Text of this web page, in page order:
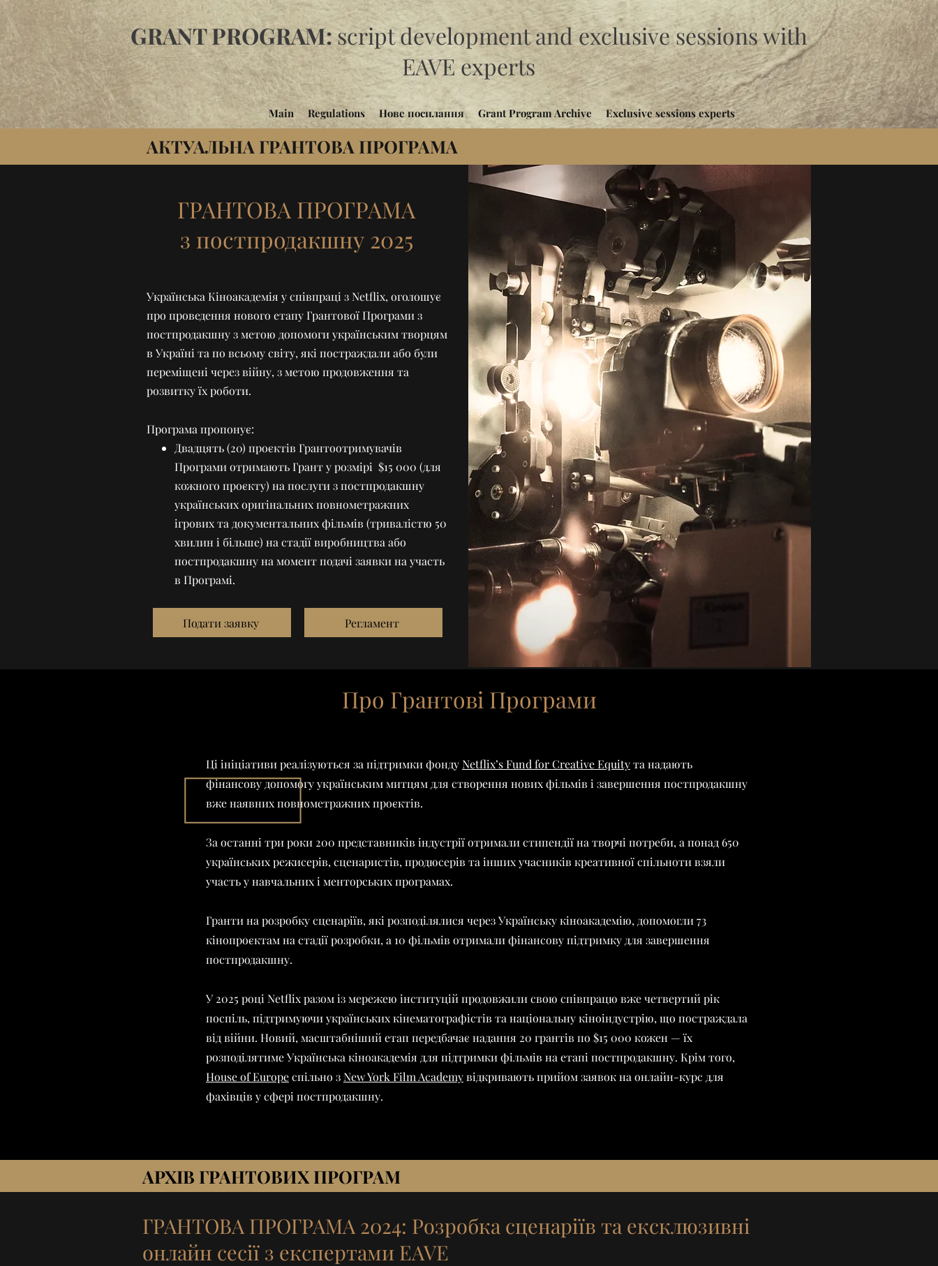
GRANT PROGRAM:script development and exclusive sessions with
EAVE experts
Main Regulations Нове посилання Grant Program Archive Exclusive sessions experts
АКТУАЛЬНА ГРАНТОВА ПРОГРАМА
ГРАНТОВА ПРОГРАМА
з постпродакшну 2025
Українська Кіноакадемія у співпраці з Netflix, оголошує
про проведення нового етапу Грантової Програми з
постпродакшну з метою допомоги українським творцям
в Україні та по всьому світу, які постраждали або були
переміщені через війну, з метою продовження та
розвитку їх роботи.
Програма пропонує:
Двадцять (20) проєктів Грантоотримувачів
Програми отримають Грант у розмірі $15 000 (для
кожного проєкту) на послуги з постпродакшну
українських оригінальних повнометражних
ігрових та документальних фільмів (тривалістю 50
хвилин і більше) на стадії виробництва або
постпродакшну на момент подачі заявки на участь
в Програмі.
Подати заявку Регламент
Про Грантові Програми
Ці ініціативи реалізуються за підтримки фондуNetflix’s Fund for Creative Equityта надають
фінансову допомогу українським митцям для створення нових фільмів і завершення постпродакшну
вже наявних повнометражних проєктів.
За останні три роки 200 представників індустрії отримали стипендії на творчі потреби, а понад 650
українських режисерів, сценаристів, продюсерів та інших учасників креативної спільноти взяли
участь у навчальних і менторських програмах.
Гранти на розробку сценаріїв, які розподілялися через Українську кіноакадемію, допомогли 73
кінопроєктам на стадії розробки, а 10 фільмів отримали фінансову підтримку для завершення
постпродакшну.
У 2025 році Netflix разом із мережею інституцій продовжили свою співпрацю вже четвертий рік
поспіль, підтримуючи українських кінематографістів та національну кіноіндустрію, що постраждала
від війни. Новий, масштабніший етап передбачає надання 20 грантів по $15 000 кожен — їх
розподілятиме Українська кіноакадемія для підтримки фільмів на етапі постпродакшну. Крім того,
House of Europeспільно зNew York Film Academyвідкривають прийом заявок на онлайн-курс для
фахівців у сфері постпродакшну.
АРХІВ ГРАНТОВИХ ПРОГРАМ
ГРАНТОВА ПРОГРАМА 2024: Розробка сценаріїв та ексклюзивні
онлайн сесії з експертами EAVE